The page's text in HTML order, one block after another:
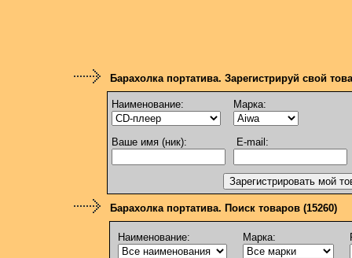
Барахолка портатива. Зарегистрируй свой
Наименование: Марка:
Ваше имя (ник): E-mail:
Барахолка портатива. Поиск товаров (15260)
Наименование: Марка: